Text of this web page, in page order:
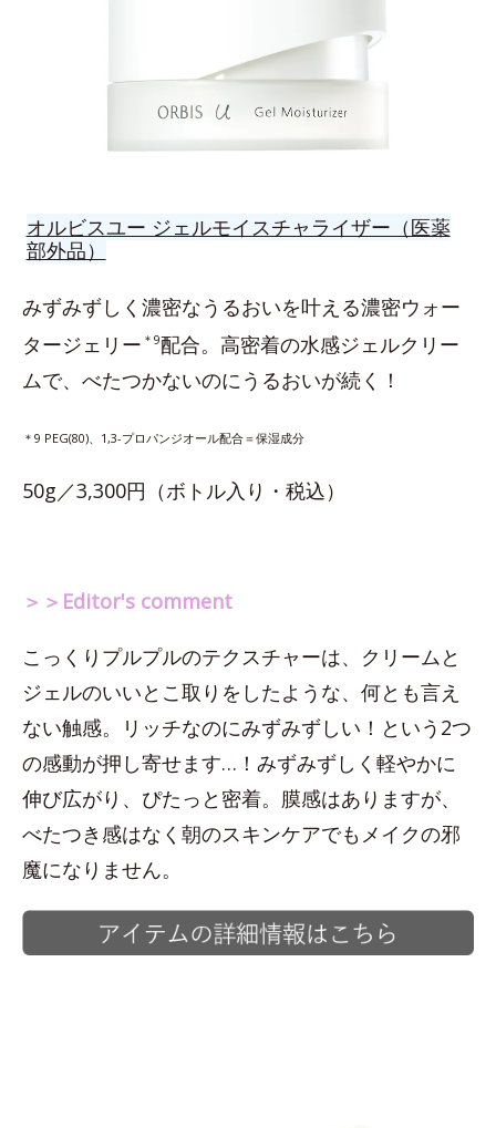
オルビスユー ジェルモイスチャライザー（医薬
部外品）
みずみずしく濃密なうるおいを叶える濃密ウォー
タージェリー ＊9配合。高密着の水感ジェルクリー
ムで、べたつかないのにうるおいが続く！
＊9 PEG(80)、1,3-プロパンジオール配合＝保湿成分
50g／3,300円（ボトル入り・税込）
＞＞Editor's comment
こっくりプルプルのテクスチャーは、クリームと
ジェルのいいとこ取りをしたような、何とも言え
ない触感。リッチなのにみずみずしい！という2つ
の感動が押し寄せます…！みずみずしく軽やかに
伸び広がり、ぴたっと密着。膜感はありますが、
べたつき感はなく朝のスキンケアでもメイクの邪
魔になりません。